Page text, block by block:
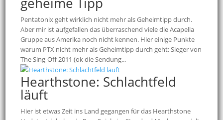
Pentatonix geht wirklich nicht mehr als Geheimtipp durch.
Aber mir ist aufgefallen das überraschend viele die Acapella
Gruppe aus Amerika noch nicht kennen. Hier einige Punkte
warum PTX nicht mehr als Geheimtipp durch geht: Sieger von
The Sing-Off 2011 (ok die Sendung...
Hearthstone: Schlachtfeld
läuft
Hier ist etwas Zeit ins Land gegangen für das Hearthstone